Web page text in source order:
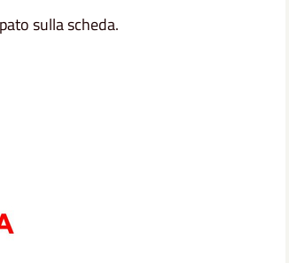
sulla scheda.